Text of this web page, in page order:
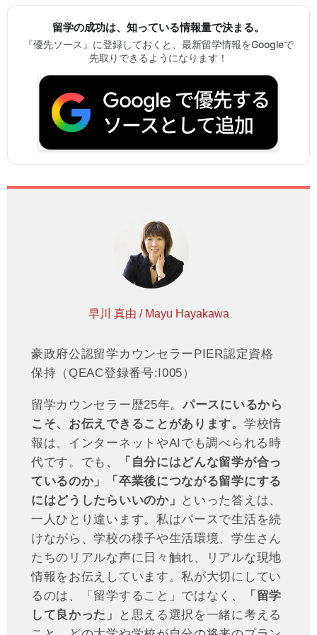
留学の成功は、知っている情報量で決まる。
『優先ソース』に登録しておくと、最新留学情報をGoogleで
先取りできるようになります！
早川 真由 / Mayu Hayakawa
豪政府公認留学カウンセラーPIER認定資格
保持（QEAC登録番号:I005）
留学カウンセラー歴25年。パースにいるから
こそ、お伝えできることがあります。 学校情
報は、インターネットやAIでも調べられる時
代です。でも、
「自分にはどんな留学が合っ
ているのか」「卒業後につながる留学にする
にはどうしたらいいのか」 といった答えは、
一人ひとり違います。私はパースで生活を続
けながら、学校の様子や生活環境、学生さん
たちのリアルな声に日々触れ、リアルな現地
情報をお伝えしています。私が大切にしてい
るのは、「留学すること」ではなく、
「留学
して良かった」
と思える選択を一緒に考える